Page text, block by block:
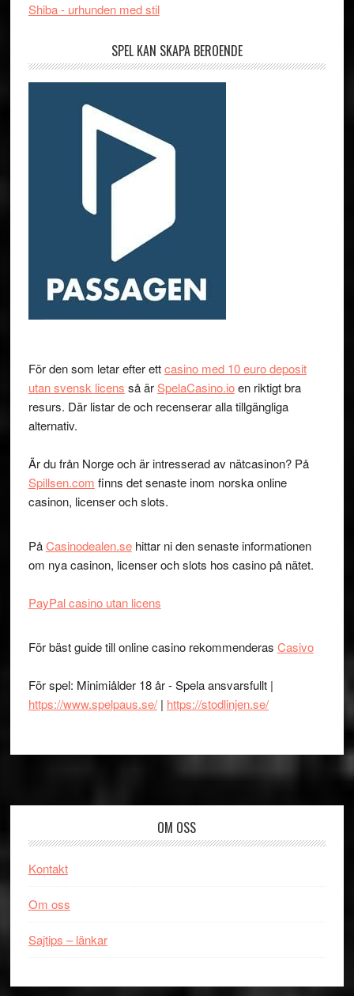
Shiba - urhunden med stil
SPEL KAN SKAPA BEROENDE
För den som letar efter ettcasino med 10 euro deposit
utan svensk licens så ärSpelaCasino.ioen riktigt bra
resurs. Där listar de och recenserar alla tillgängliga
alternativ.
Är du från Norge och är intresserad av nätcasinon? På
Spillsen.com finns det senaste inom norska online
casinon, licenser och slots.
PåCasinodealen.sehittar ni den senaste informationen
om nya casinon, licenser och slots hos casino på nätet.
PayPal casino utan licens
För bäst guide till online casino rekommenderas Casivo
För spel: Minimiålder 18 år - Spela ansvarsfullt |
https://www.spelpaus.se/| https://stodlinjen.se/
OM OSS
Kontakt
Om oss
Sajtips – länkar